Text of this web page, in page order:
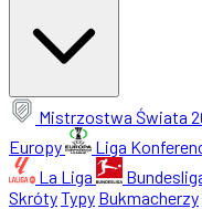
Mistrzostwa Świata
Europy
Liga
La Liga
SkrótyTypy Bukmacherzy